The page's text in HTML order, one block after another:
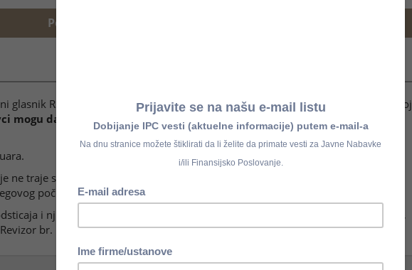
Početak sezonskog sniženja
glasnik RS", broj 52/2019)sezonsko sniženje, odnosno prodaju robe po sniženoj
mogu da započnu u razdoblju
ne traje samo u navedenim periodima, već da u njima može započeti i da može
početka.
i njihovom oglašavanju, u konkretnom slučaju o sezonskom sniženju robe,
br. 11/2025.